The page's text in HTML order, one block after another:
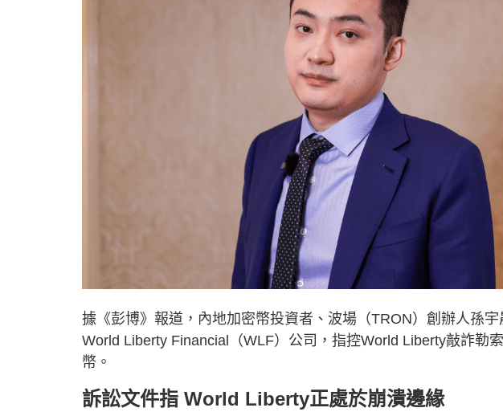
據《彭博》報道，內地加密幣投資者、波場（TRON）創辦人孫
World Liberty Financial（WLF）公司，指控World Liberty敲詐勒
幣。
訴訟文件指 World Liberty正處於崩潰邊緣